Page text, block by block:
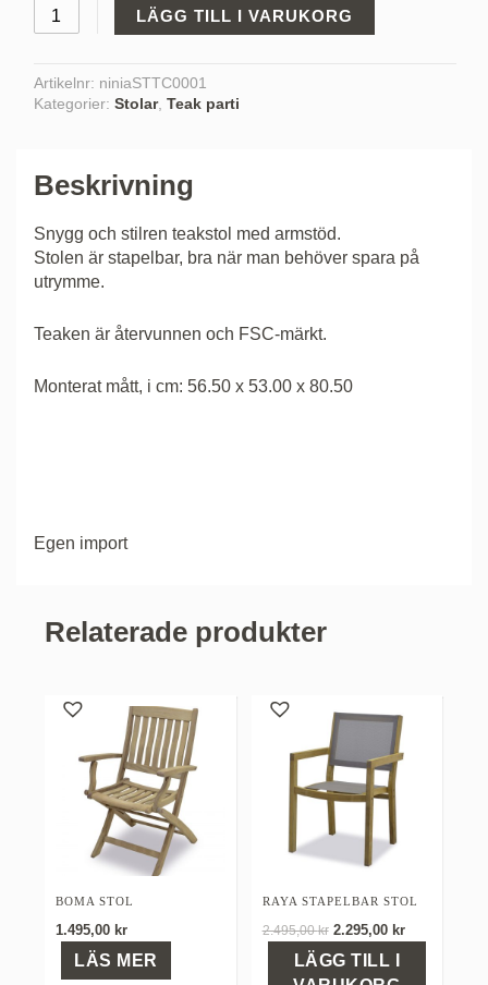
LÄGG TILL I VARUKORG
Artikelnr: niniaSTTC0001
Kategorier: Stolar, Teak parti
Beskrivning
Snygg och stilren teakstol med armstöd.
Stolen är stapelbar, bra när man behöver spara på
utrymme.
Teaken är återvunnen och FSC-märkt.
Monterat mått, i cm: 56.50 x 53.00 x 80.50
Egen import
Relaterade produkter
BOMA STOL
1.495,00 kr
LÄS MER
RAYA STAPELBAR STOL
2.495,00kr Det
ursprungliga
priset
2.295,00 krDet
LÄGG TILL I